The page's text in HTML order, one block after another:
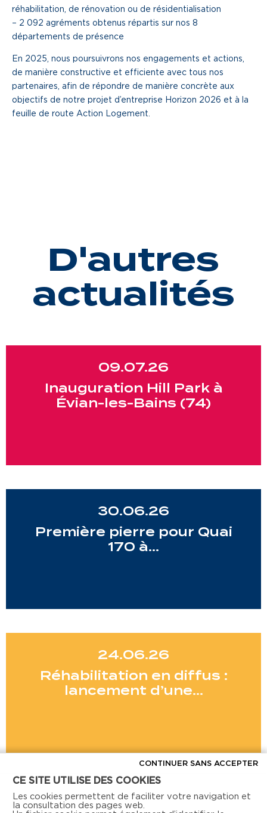
Notre organisation
Une gouvernance de proximité
Nous rejoindre
Nos métiers
réhabilitation, de rénovation ou de résidentialisation
– 2 092 agréments obtenus répartis sur nos 8
départements de présence
En 2025, nous poursuivrons nos engagements et actions,
de manière constructive et efficiente avec tous nos
partenaires, afin de répondre de manière concrète aux
objectifs de notre projet d’entreprise Horizon 2026 et à la
feuille de route Action Logement.
D'autres
actualités
09.07.26
Inauguration Hill Park à
Évian-les-Bains (74)
30.06.26
Première pierre pour Quai
170 à…
24.06.26
Réhabilitation en diffus :
lancement d’une…
Voir toutes les actus
CE SITE UTILISE DES COOKIES
Les cookies permettent de faciliter votre navigation et
la consultation des pages web.
CONTINUER SANS ACCEPTER